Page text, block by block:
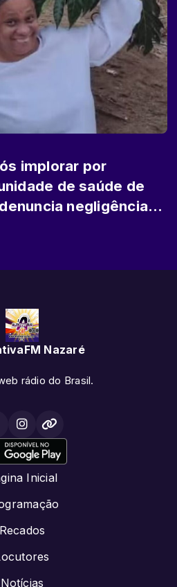
implorar por
de saúde de
negligência
Nazaré
rádio do Brasil.
Inicial
Recados
Notícias